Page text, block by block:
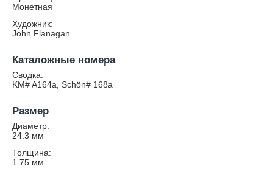
Монетная
Художник:
John Flanagan
Каталожные номера
Сводка:
KM# A164a, Schön# 168a
Размер
Диаметр:
24.3 мм
Толщина:
1.75 мм